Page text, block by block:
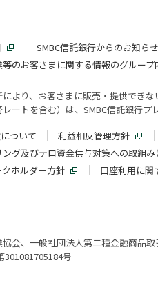
SMBC信託銀行からのお知らせ
等のお客さまに関する情報のグルー
より、お客さまに販売・提供でき
ートを含む）は、SMBC信託銀行プ
ついて 利益相反管理方針
グ及びテロ資金供与対策への取組み
ホルダー方針 口座利用に関
会、一般社団法人第二種金融商品取
号